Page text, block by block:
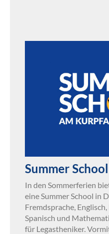
Summer School
In den Sommerferien
eine Summer School in
Fremdsprache,
Spanisch und
für Legastheniker.